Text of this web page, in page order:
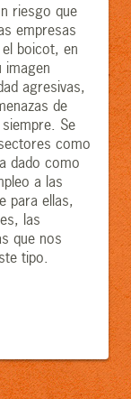
riesgo que
empresas
boicot, en
imagen
agresivas,
de
Se
como
dado como
a las
para ellas,
las
que nos
tipo.